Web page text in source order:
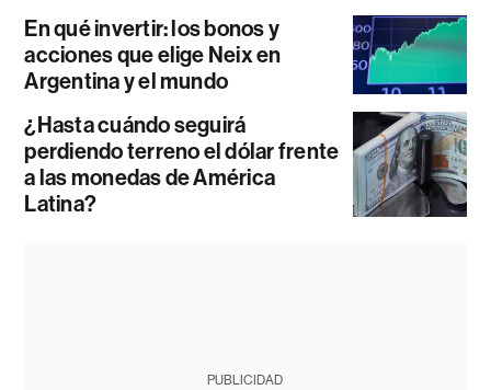
En qué invertir: los bonos y
acciones que elige Neix en
Argentina y el mundo
¿Hasta cuándo seguirá
perdiendo terreno el dólar frente
a las monedas de América
Latina?
PUBLICIDAD